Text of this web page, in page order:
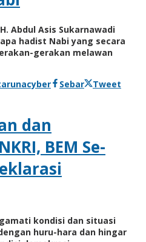
Abdul Asis Sukarnawadi
hadist Nabi yang secara
gerakan melawan
Sebar Tweet
dan
BEM Se-
kondisi dan situasi
huru-hara dan hingar